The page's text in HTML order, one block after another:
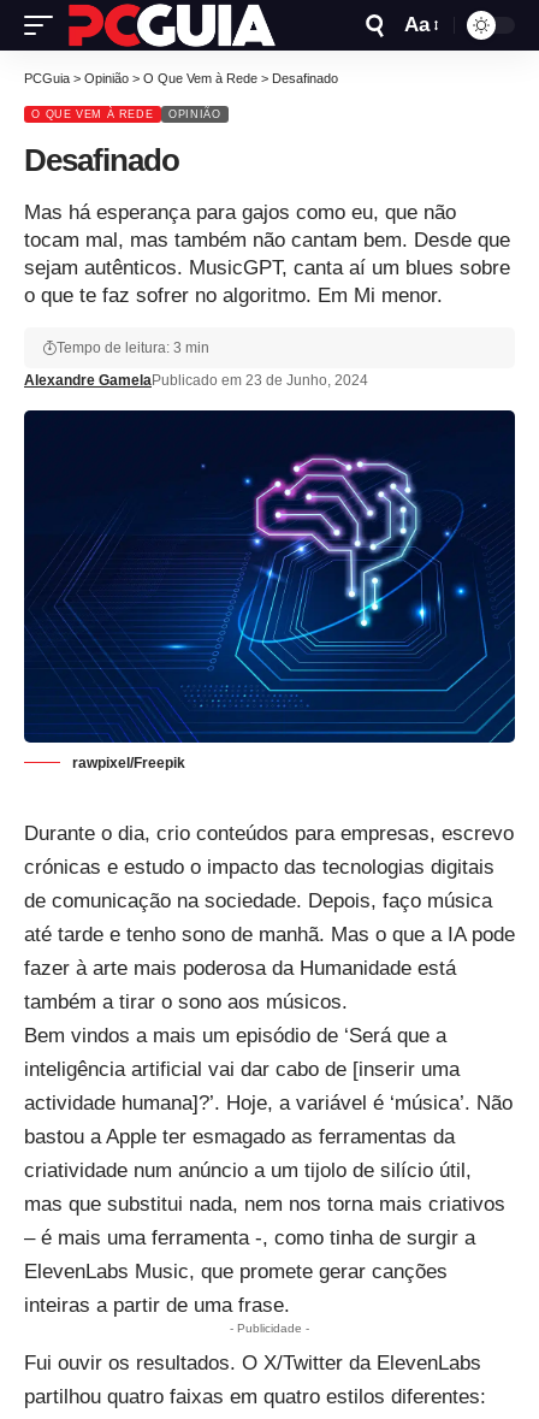
Aa
PCGuia > Opinião > O Que Vem à Rede > Desafinado
O QUE VEM À REDE OPINIÃO
Desafinado
Mas há esperança para gajos como eu, que não
tocam mal, mas também não cantam bem. Desde que
sejam autênticos. MusicGPT, canta aí um blues sobre
o que te faz sofrer no algoritmo. Em Mi menor.
Alexandre GamelaPublicado em 23 de Junho, 2024
Tempo de leitura: 3 min
rawpixel/Freepik
Durante o dia, crio conteúdos para empresas, escrevo
crónicas e estudo o impacto das tecnologias digitais
de comunicação na sociedade. Depois, faço música
até tarde e tenho sono de manhã. Mas o que a IA pode
fazer à arte mais poderosa da Humanidade está
também a tirar o sono aos músicos.
Bem vindos a mais um episódio de ‘Será que a
inteligência artificial vai dar cabo de [inserir uma
actividade humana]?’. Hoje, a variável é ‘música’. Não
bastou a Apple ter esmagado as ferramentas da
criatividade num anúncio a um tijolo de silício útil,
mas que substitui nada, nem nos torna mais criativos
– é mais uma ferramenta -, como tinha de surgir a
ElevenLabs Music, que promete gerar canções
inteiras a partir de uma frase.
- Publicidade -
Fui ouvir os resultados. O X/Twitter da ElevenLabs
partilhou quatro faixas em quatro estilos diferentes: